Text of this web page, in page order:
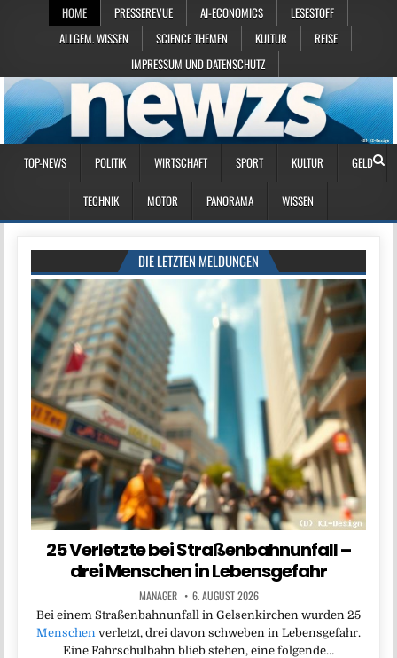
HOME PRESSEREVUE AI-ECONOMICS
LESESTOFF
ALLGEM. WISSEN
SCIENCE THEMEN KULTUR
REISE
IMPRESSUM UND DATENSCHUTZ
TOP-NEWS POLITIK WIRTSCHAFT SPORT KULTUR GELD
TECHNIK MOTOR PANORAMA WISSEN
DIE LETZTEN MELDUNGEN
25 Verletzte bei Straßenbahnunfall –
drei Menschen in Lebensgefahr
MANAGER 6. AUGUST 2026
Bei einem Straßenbahnunfall in Gelsenkirchen wurden 25
Menschen verletzt, drei davon schweben in Lebensgefahr.
Eine Fahrschulbahn blieb stehen, eine folgende…